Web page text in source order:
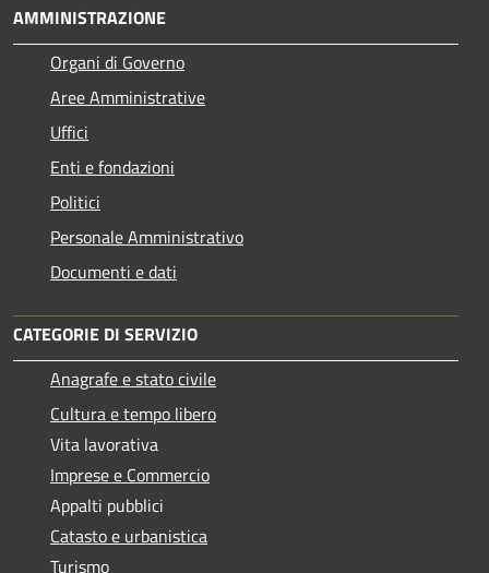
AMMINISTRAZIONE
Organi di Governo
Aree Amministrative
Uffici
Enti e fondazioni
Politici
Personale Amministrativo
Documenti e dati
CATEGORIE DI SERVIZIO
Anagrafe e stato civile
Cultura e tempo libero
Vita lavorativa
Imprese e Commercio
Appalti pubblici
Catasto e urbanistica
Turismo